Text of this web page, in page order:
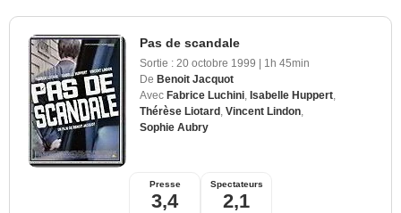
Pas de scandale
Sortie : 20 octobre 1999 | 1h 45min
De Benoit Jacquot
Avec Fabrice Luchini Isabelle Huppert
Thérèse Liotard Vincent Lindon
Sophie Aubry
Presse
3,4
Spectateurs
2,1